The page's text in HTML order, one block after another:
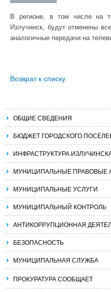
В регионе, в том числе на
Излучинск, будут отменены
аналогичные передачи на
Возврат к списку
ОБЩИЕ СВЕДЕНИЯ
БЮДЖЕТ ГОРОДСКОГО
ИНФРАСТРУКТУРА
МУНИЦИПАЛЬНЫЕ ПРАВОВЫЕ
МУНИЦИПАЛЬНЫЕ УСЛУГИ
МУНИЦИПАЛЬНЫЙ КОНТРОЛЬ
АНТИКОРРУПЦИОННАЯ
БЕЗОПАСНОСТЬ
МУНИЦИПАЛЬНАЯ СЛУЖБА
ПРОКУРАТУРА СООБЩАЕТ